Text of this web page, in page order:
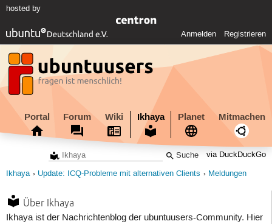
hosted by
Anmelden Registrieren
Portal Forum Wiki Ikhaya Planet Mitmachen
via DuckDuckGo
Ikhaya Update: ICQ-Probleme mit alternativen Clients Meldungen
Über Ikhaya
Ikhaya ist der Nachrichtenblog der ubuntuusers-Community. Hier